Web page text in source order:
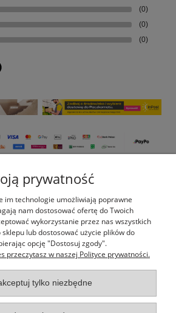
(0)
(0)
(0)
Pomoc
Moje konto
Płatności i dostawa
Informacje
O nas
prywatność
im technologie umożliwiają poprawne
nam dostosować ofertę do Twoich
wykorzystanie przez nas wszystkich
lub dostosować użycie plików do
opcję "Dostosuj zgody".
przeczytasz w naszej Polityce prywatności.
tylko niezbędne